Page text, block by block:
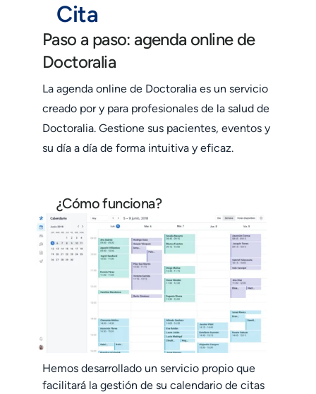
Cita
Paso a paso: agenda online de
Doctoralia
La agenda online de Doctoralia es un servicio
creado por y para profesionales de la salud de
Doctoralia. Gestione sus pacientes, eventos y
su día a día de forma intuitiva y eficaz.
¿Cómo funciona?
Hemos desarrollado un servicio propio que
facilitará la gestión de su calendario de citas